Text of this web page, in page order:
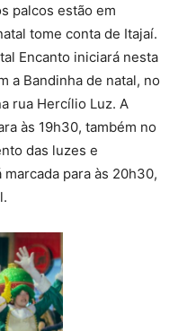
palcos estão em
tome conta de Itajaí.
Encanto iniciará nesta
a Bandinha de natal, no
rua Hercílio Luz. A
às 19h30, também no
das luzes e
para às 20h30,